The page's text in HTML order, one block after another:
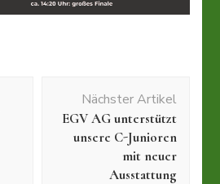
Nächster Artikel
EGV AG unterstützt
unsere C-Junioren
mit neuer
Ausstattung